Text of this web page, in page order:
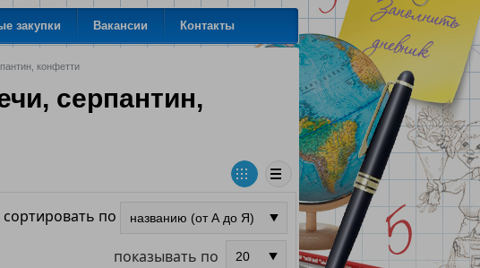
закупки Вакансии Контакты
конфетти
серпантин,
сортировать по
показывать по